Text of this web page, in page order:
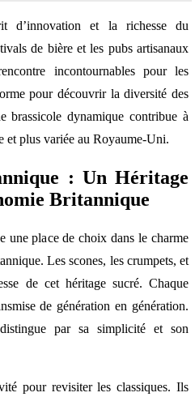
d’innovation et la richesse du
de bière et les pubs artisanaux
incontournables pour les
pour découvrir la diversité des
brassicole dynamique contribue à
et plus variée au Royaume-Uni.
: Un Héritage
Britannique
une place de choix dans le charme
Les scones, les crumpets, et
de cet héritage sucré. Chaque
de génération en génération.
par sa simplicité et son
pour revisiter les classiques. Ils